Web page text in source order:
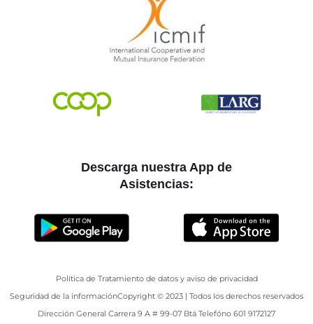
Descarga nuestra App de
Asistencias:
Política de Tratamiento de datos y aviso de privacidad
Seguridad de la informaciónCopyright © 2023 | Todos los derechos reservados
Dirección General Carrera 9 A # 99-07 Btá Telefóno 601 9172127